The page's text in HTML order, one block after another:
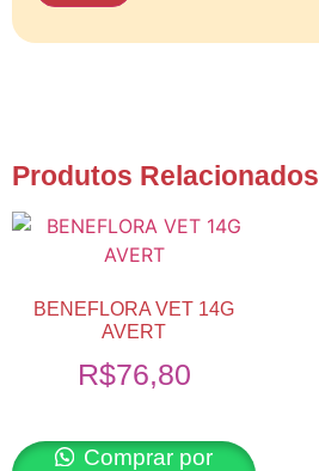
Produtos Relacionados
BENEFLORA VET 14G
AVERT
R$76,80
Comprar por